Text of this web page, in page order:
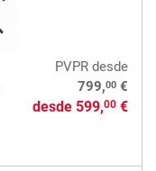
PVPRdesde
799,00€
desde 599,00€